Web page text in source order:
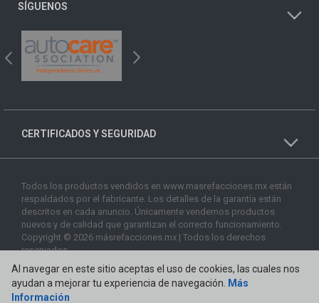
SÍGUENOS
CERTIFICADOS Y SEGURIDAD
Todos los productos vendidos en www.masrefacciones.mx están
respaldados por el fabricante. Los detalles de la garantía están
descritos en cada anuncio. Únicamente vendemos productos
nuevos y de calidad que garantizan el correcto funcionamiento.
Copyright © 2026 másrefacciones.mx | Todos los derechos
reservados
Al navegar en este sitio aceptas el uso de cookies, las cuales nos
ayudan a mejorar tu experiencia de navegación.
Más
Información